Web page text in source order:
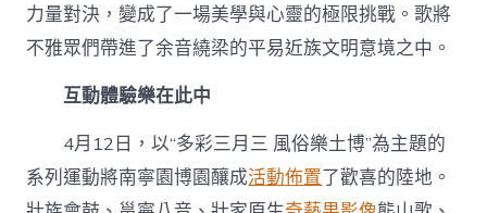
力量對決，變成了一場美學與心靈的極限挑戰。歌將
不雅眾們帶進了余音繞梁的平易近族文明意境之中。
互動體驗樂在此中
4月12日，以“多彩三月三 風俗樂土博”為主題的
系列運動將南寧園博園釀成活動佈置了歡喜的陸地。